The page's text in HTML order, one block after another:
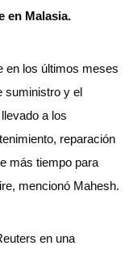
en Malasia.
en los últimos meses
suministro y el
a los
reparación
más tiempo para
mencionó Mahesh.
en una